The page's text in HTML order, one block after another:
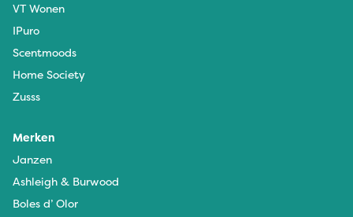
VT Wonen
IPuro
Scentmoods
Home Society
Zusss
Merken
Janzen
Ashleigh & Burwood
Boles d’ Olor